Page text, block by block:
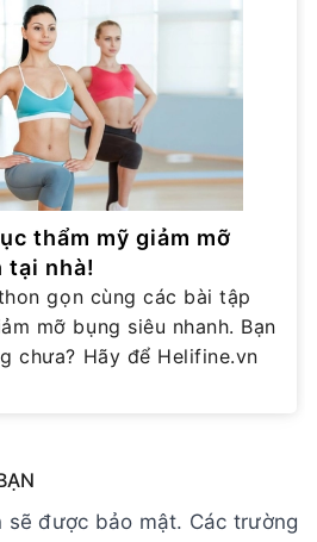
thẩm mỹ giảm mỡ
tại nhà!
gọn cùng các bài tập
mỡ bụng siêu nhanh. Bạn
chưa? Hãy để Helifine.vn
được bảo mật. Các trường